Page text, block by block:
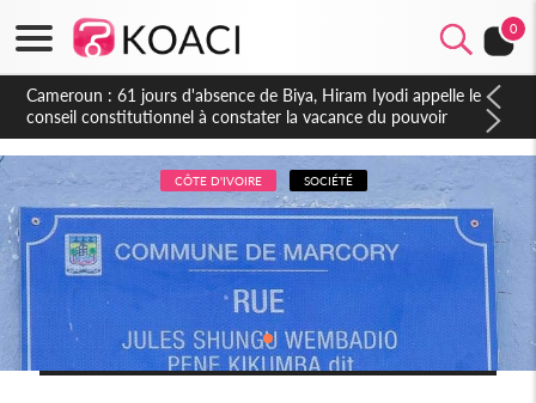
0
Côte d'Ivoire : Fin de la pagaille au PDCI-RDA, Lessiehi bannit
les mouvements sauvages
CÔTE D'IVOIRE SOCIÉTÉ